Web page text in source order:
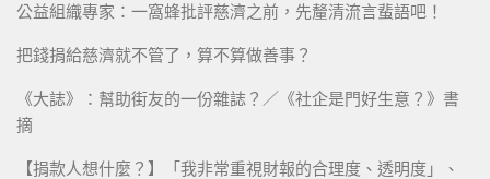
公益組織專家：一窩蜂批評慈濟之前，先釐清流言蜚語吧！
把錢捐給慈濟就不管了，算不算做善事？
《大誌》：幫助街友的一份雜誌？／《社企是門好生意？》書
摘
【捐款人想什麼？】「我非常重視財報的合理度、透明度」、